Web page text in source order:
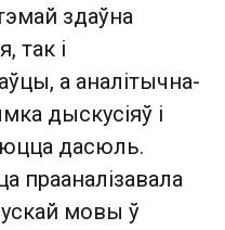
здаўна
так і
а аналітычна-
дыскусіяў і
дасюль.
прааналізавала
мовы ў